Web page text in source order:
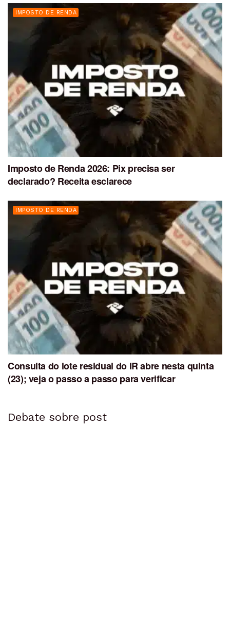
IMPOSTO DE RENDA
Imposto de Renda 2026: Pix precisa ser
declarado? Receita esclarece
IMPOSTO DE RENDA
Consulta do lote residual do IR abre nesta quinta
(23); veja o passo a passo para verificar
Debate sobre post